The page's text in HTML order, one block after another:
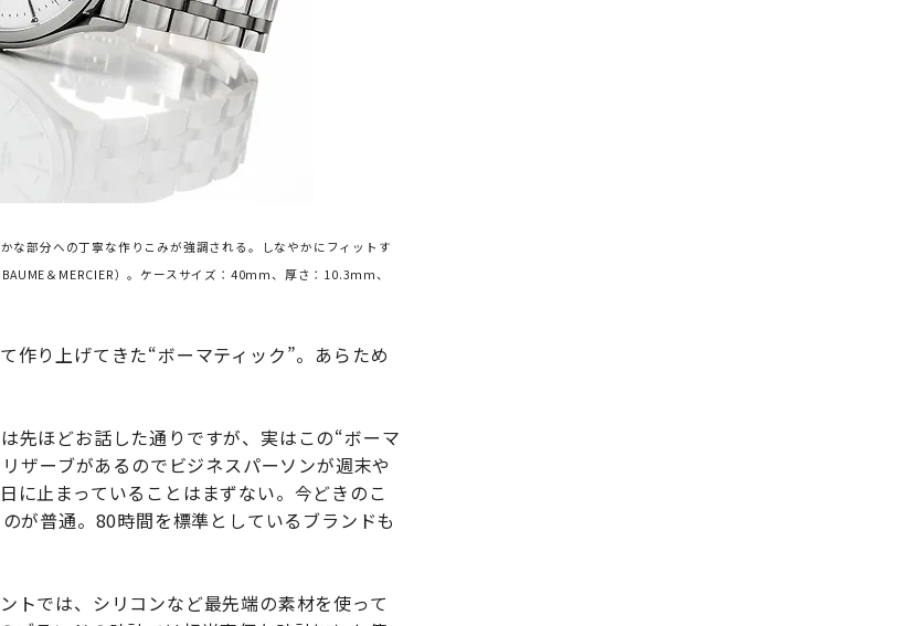
な部分への丁寧な作りこみが強調される。しなやかにフィットす
＆MERCIER）。ケースサイズ：40mm、厚さ：10.3mm、
作り上げてきた“ボーマティック”。あらため
先ほどお話した通りですが、実はこの“ボーマ
ザーブがあるのでビジネスパーソンが週末や
に止まっていることはまずない。今どきのこ
が普通。80時間を標準としているブランドも
トでは、シリコンなど最先端の素材を使って